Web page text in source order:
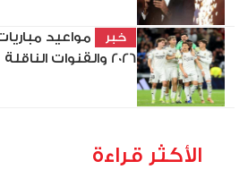
خبر
2026 والقنوات الناقلة
الأكثر قراءة